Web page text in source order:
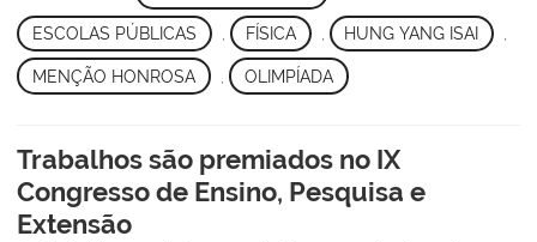
ESCOLAS PÚBLICAS FÍSICA HUNG YANG ISAI
MENÇÃO HONROSA OLIMPÍADA
Trabalhos são premiados no IX
Congresso de Ensino, Pesquisa e
Extensão